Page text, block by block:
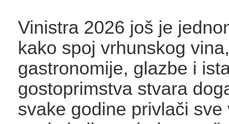
Vinistra 2026 još je
kako spoj vrhunskog vina,
gastronomije, glazbe i
gostoprimstva stvara
svake godine privlači sve